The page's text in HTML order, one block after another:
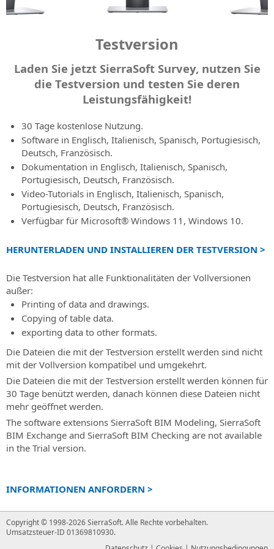
im
Verkehrswesen
für
Hydraulikplanung
SierraSoft
Studio
BIM-
Software
für
Eisenbahn-
und
Straßenplanung
SierraSoft
Design
BIM-
Software
für
die
Straßen-
Hydraulikplanung
SierraSoft
Rails
BIM-
Software
für
die
Roads
Software
für
Erweiterung
Informationsaustausch
SierraSoft
Erweiterung
Informationsanalyse
und
-überprüfung
Bau
von
Merkmale
Aktivierungscodes
Aktivierungscodes
Testversion
anfordern
Technischer
Support
Merkmale
der
Serviceleistung
Unterstützung
Kundenservice
Kundensupport
für
Bestellungen,
Rechnungen,
Lizenzen
und
Produkte
ohne
Servicevertrag
SierraSoft
Training
Live-
Online-
SierraSoft
über
Kontakte
Nachrichten
und
Newsletter
Neueste
Nachrichten
SierraSoft
Veranstaltungen
Informationen
geplante
Veranstaltungen
Veranstaltung
“Online
-
Live”
Alle
Informationen
über
kommende
“Online
-
Live”
Veranstaltungen
(ehemals
Newsletter
Neuigkeiten,
Werbeaktionen
zu
Produkten,
Dienstleistungen
und
Aktivitäten
von
SierraSoft
informiert
SierraSoft
Produkte
Allgemeine
Vertragsbedingungen
Lesen
Sie
die
Allgemeinen
Geschäftsbedingungen
Zahlungsmethoden:
SPRACHE
English
Portugûes
Deutsch
Français
Sie
Testversion
Laden Sie jetzt SierraSoft Survey, nutzen Sie
die Testversion und testen Sie deren
Leistungsfähigkeit!
30 Tage kostenlose Nutzung.
Software in Englisch, Italienisch, Spanisch, Portugiesisch,
Deutsch, Französisch.
Dokumentation in Englisch, Italienisch, Spanisch,
Portugiesisch, Deutsch, Französisch.
Video-Tutorials in Englisch, Italienisch, Spanisch,
Portugiesisch, Deutsch, Französisch.
Verfügbar für Microsoft® Windows 11, Windows 10.
HERUNTERLADEN UND INSTALLIEREN DER TESTVERSION >
Die Testversion hat alle Funktionalitäten der Vollversionen
außer:
Printing of data and drawings.
Copying of table data.
exporting data to other formats.
Die Dateien die mit der Testversion erstellt werden sind nicht
mit der Vollversion kompatibel und umgekehrt.
Die Dateien die mit der Testversion erstellt werden können für
30 Tage benützt werden, danach können diese Dateien nicht
mehr geöffnet werden.
The software extensions SierraSoft BIM Modeling, SierraSoft
BIM Exchange and SierraSoft BIM Checking are not available
in the Trial version.
INFORMATIONEN ANFORDERN >
Copyright © 1998-2026 SierraSoft.Alle Rechte vorbehalten.
Umsatzsteuer-ID 01369810930.